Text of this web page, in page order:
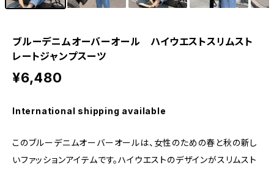
ブルーデニムオーバーオール ハイウエストスリムスト
レートジャンプスーツ
¥6,480
International shipping available
このブルーデニムオーバーオールは、女性のための春と秋の新し
いファッションアイテムです。ハイウエストのデザインがスリムスト